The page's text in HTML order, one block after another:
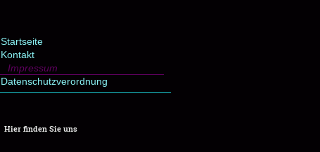
Startseite
Kontakt
Impressum
Datenschutzverordnung
Hier finden Sie uns